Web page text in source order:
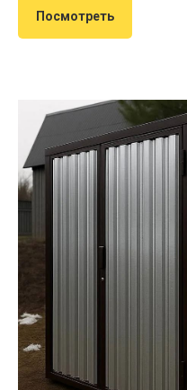
Посмотреть